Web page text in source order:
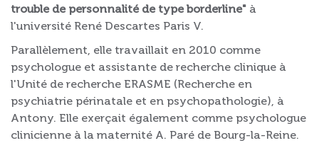
trouble de personnalité de type borderline" à
l'université René Descartes Paris V.
Parallèlement, elle travaillait en 2010 comme
psychologue et assistante de recherche clinique à
l'Unité de recherche ERASME (Recherche en
psychiatrie périnatale et en psychopathologie), à
Antony. Elle exerçait également comme psychologue
clinicienne à la maternité A. Paré de Bourg-la-Reine.